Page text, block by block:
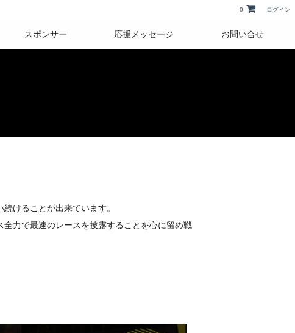
0 ログイン
スポンサー 応援メッセージ お問い合せ
けることが出来ています。
力で最速のレースを披露することを心に留め戦